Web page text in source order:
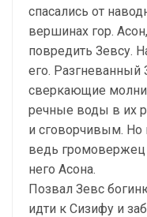
спасались от
вершинах гор.
повредить Зевсу.
его. Разгневанный
сверкающие
речные воды в их
и сговорчивым. Но
ведь громовержец
него Асона.
Позвал Зевс
идти к Сизифу и